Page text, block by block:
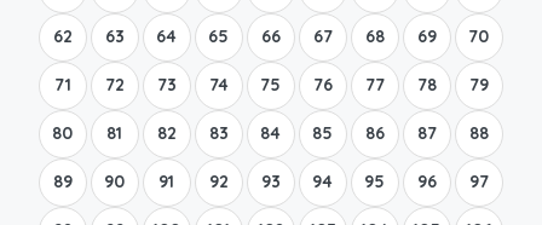
62 63 64 65 66 67 68 69 70
71 72 73 74 75 76 77 78 79
80 81 82 83 84 85 86 87 88
89 90 91 92 93 94 95 96 97